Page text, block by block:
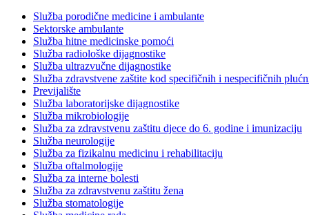
Služba porodične medicine i ambulante
Sektorske ambulante
Služba hitne medicinske pomoći
Služba radiološke dijagnostike
Služba ultrazvučne dijagnostike
Služba zdravstvene zaštite kod specifičnih i nespecifičnih
Previjalište
Služba laboratorijske dijagnostike
Služba mikrobiologije
Služba za zdravstvenu zaštitu djece do 6. godine i imunizaciju
Služba neurologije
Služba za fizikalnu medicinu i rehabilitaciju
Služba oftalmologije
Služba za interne bolesti
Služba za zdravstvenu zaštitu žena
Služba stomatologije